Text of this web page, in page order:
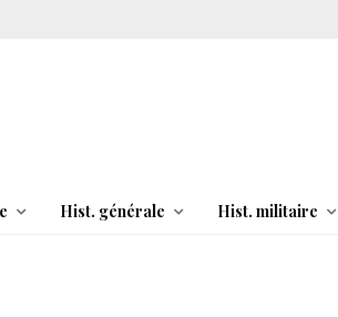
Hist. générale Hist. militaire